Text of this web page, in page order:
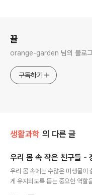
뀰
orange-garden 님의 블로
구독하기
생활과학 의 다른 글
우리 몸 속 작은 친구들 -
우리 몸 속에는 수많은 미생물이
게 유지되도록 돕는 중요한 역할